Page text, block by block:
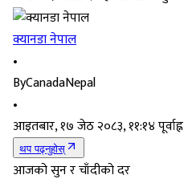
क्यानडा नेपाल
•
ByCanadaNepal
•
आइतबार, १७ जेठ २०८३, ११:१४ पूर्वाह्न
थप पढ्नुहोस्
आजको सुन र चाँदीको दर